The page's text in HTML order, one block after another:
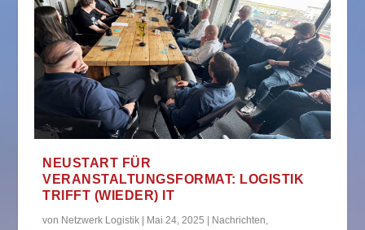
NEUSTART FÜR
VERANSTALTUNGSFORMAT: LOGISTIK
TRIFFT (WIEDER) IT
von Netzwerk Logistik Mai 24, 2025 Nachrichten,